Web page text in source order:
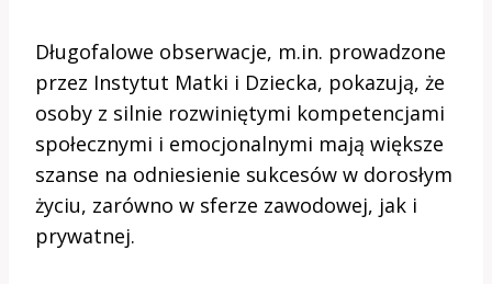
Długofalowe obserwacje, m.in. prowadzone
przez Instytut Matki i Dziecka, pokazują, że
osoby z silnie rozwiniętymi kompetencjami
społecznymi i emocjonalnymi mają większe
szanse na odniesienie sukcesów w dorosłym
życiu, zarówno w sferze zawodowej, jak i
prywatnej.